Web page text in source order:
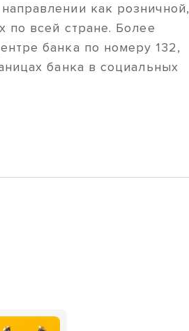
как розничной,
по всей стране. Более
банка по номеру 132,
банка в социальных